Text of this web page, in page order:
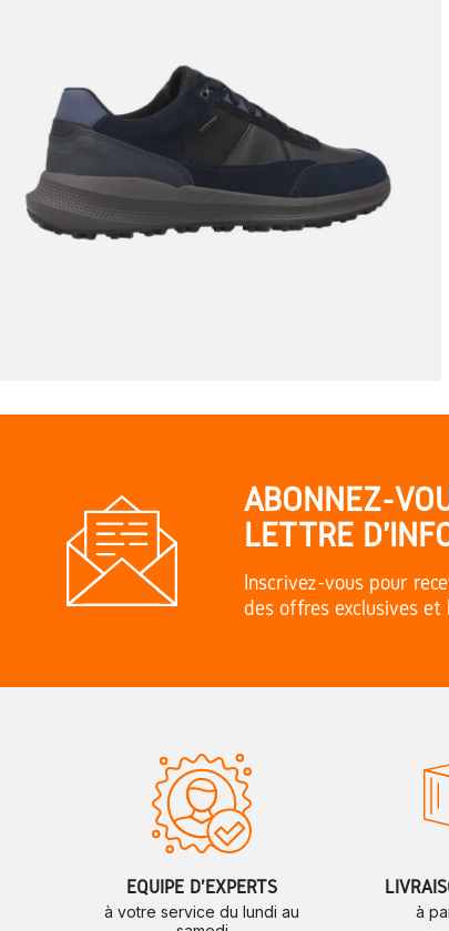
ABONNEZ-
LETTRE
Inscrivez-vous pour
des offres exclusives et
ÉQUIPE D'EXPERTS
à votre service du lundi au
à